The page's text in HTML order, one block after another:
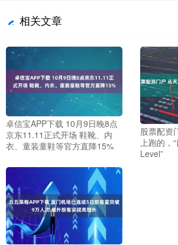
相关文章
卓信宝APP下载 10月9日晚8点
京东11.11正式开场 鞋靴、内
衣、童装童鞋等官方直降15%
股票配资
上跑的，
Level”